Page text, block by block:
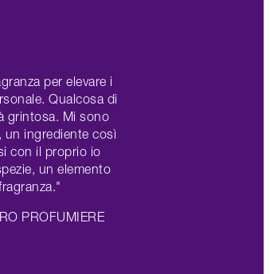
per elevare i
Qualcosa di
grintosa. Mi sono
un ingrediente così
con il proprio io
un elemento
PROFUMIERE